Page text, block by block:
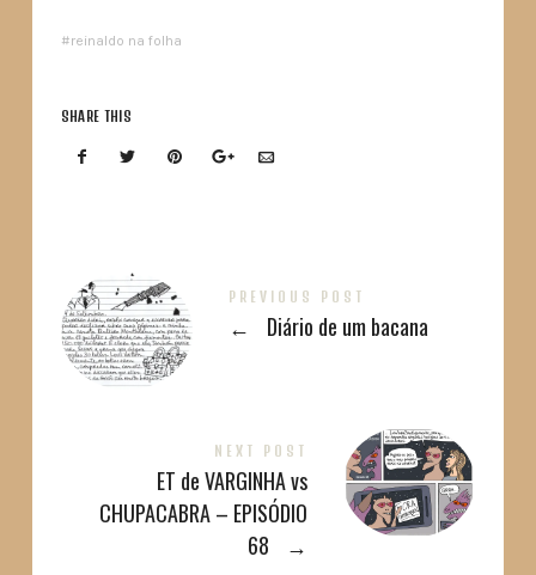
reinaldo na folha
SHARE THIS
PREVIOUS POST
← Diário de um bacana
NEXT POST
ET de VARGINHA vs
CHUPACABRA – EPISÓDIO
68
→